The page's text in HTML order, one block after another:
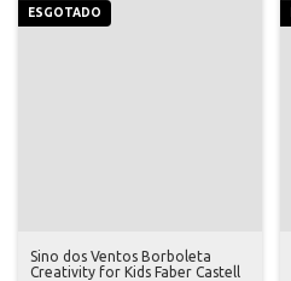
ESGOTADO
Sino dos Ventos Borboleta
Creativity for Kids Faber Castell